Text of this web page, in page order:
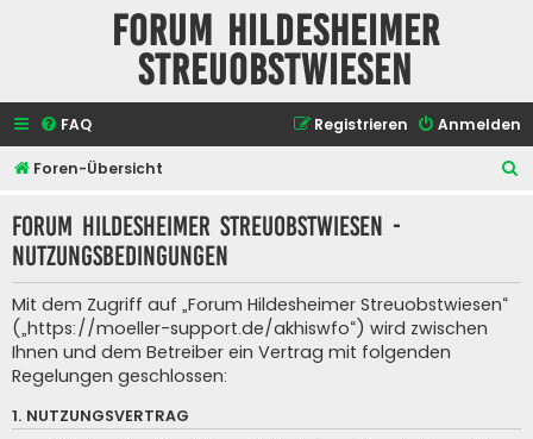
Forum Hildesheimer
Streuobstwiesen
FAQ Anmelden
Registrieren
Foren-Übersicht
Forum Hildesheimer Streuobstwiesen -
Nutzungsbedingungen
Mit dem Zugriff auf „Forum Hildesheimer Streuobstwiesen“
(„https://moeller-support.de/akhiswfo“) wird zwischen
Ihnen und dem Betreiber ein Vertrag mit folgenden
Regelungen geschlossen:
1. NUTZUNGSVERTRAG